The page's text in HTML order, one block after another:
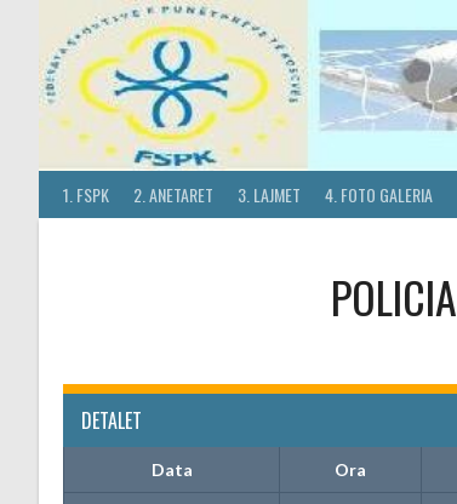
content
1. FSPK 2. ANETARET 3. LAJMET 4. FOTO GALERIA
POLICIA
DETALET
Data Ora